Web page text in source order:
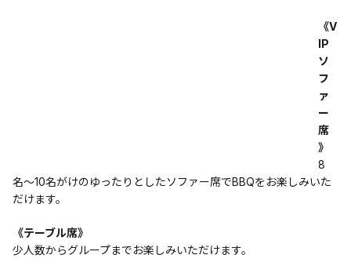
《V
IP
ソ
フ
ァ
ー
席
》
8
名〜10名がけのゆったりとしたソファー席でBBQをお楽しみいた
だけます。
《テーブル席》
少人数からグループまでお楽しみいただけます。